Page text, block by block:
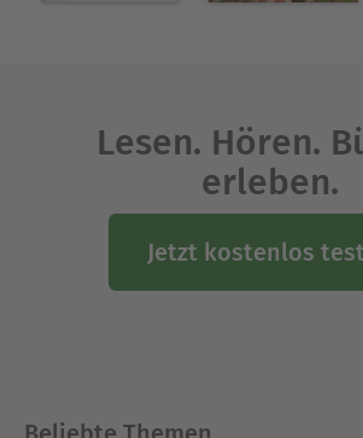
Lesen. Hören.
erleben.
Jetzt kostenlos